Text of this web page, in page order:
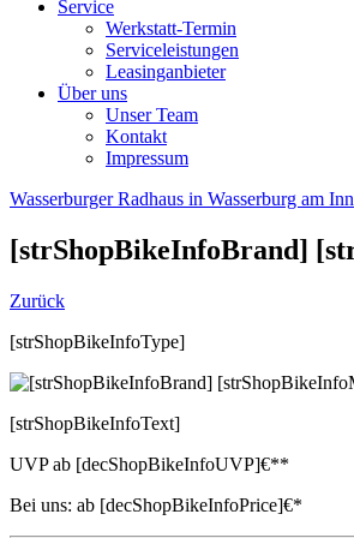
Service
Werkstatt-Termin
Serviceleistungen
Leasinganbieter
Über uns
Unser Team
Kontakt
Impressum
Wasserburger Radhaus in Wasserburg am Inn
[strShopBikeInfoBrand]
Zurück
[strShopBikeInfoType]
[strShopBikeInfoText]
UVP ab [decShopBikeInfoUVP]€**
Bei uns: ab [decShopBikeInfoPrice]€*